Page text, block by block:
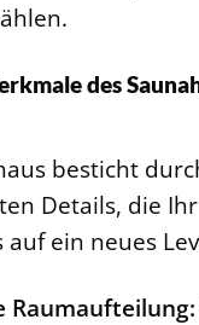
des
besticht
Details, die Ihr
auf ein neues
Raumaufteilung: